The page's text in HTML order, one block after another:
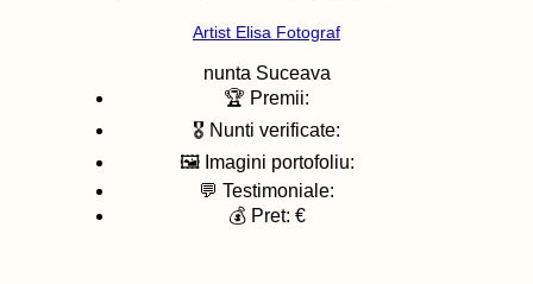
Artist Elisa Fotograf
nunta Suceava
🏆 Premii:
🎖️ Nunti verificate:
🖼️ Imagini portofoliu:
💬 Testimoniale:
💰 Pret: €